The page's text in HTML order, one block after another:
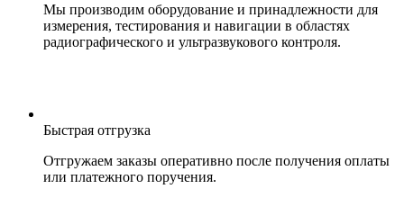
Мы производим оборудование и принадлежности для
измерения, тестирования и навигации в областях
радиографического и ультразвукового контроля.
Быстрая отгрузка
Отгружаем заказы оперативно после получения оплаты
или платежного поручения.